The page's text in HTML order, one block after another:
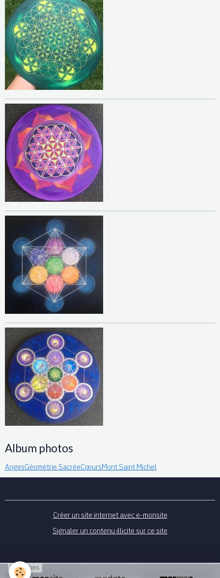
Album photos
AngesGéométrie SacréeCœursMont Saint Michel
Créer un site internet avec e-monsite
Signaler un contenu illicite sur ce site
SPONSORS